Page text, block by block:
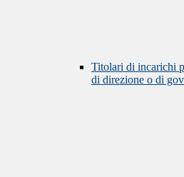
Titolari di incarichi
di direzione o di